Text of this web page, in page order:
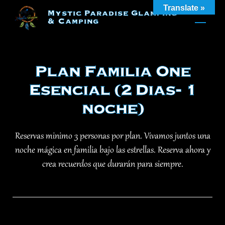
Skip
content
Mystic Paradise Glamping
& Camping
Plan Familia One
Esencial (2 Dias- 1
noche)
Reservas minimo 3 personas por plan. Vivamos juntos una
noche mágica en familia bajo las estrellas. Reserva ahora y
crea recuerdos que durarán para siempre.
Translate »